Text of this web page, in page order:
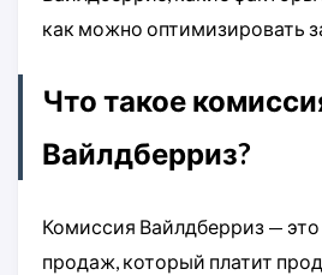
как можно оптимизировать
Что такое
Вайлдберриз?
Комиссия Вайлдберриз — это
продаж, который платит